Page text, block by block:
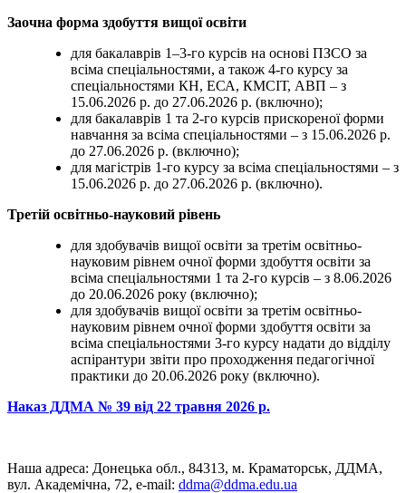
Заочна форма здобуття вищої освіти
для бакалаврів 1–3-го курсів на основі ПЗСО за
всіма спеціальностями, а також 4-го курсу за
спеціальностями КН, ЕСА, КМСІТ, АВП – з
15.06.2026 р. до 27.06.2026 р. (включно);
для бакалаврів 1 та 2-го курсів прискореної форми
навчання за всіма спеціальностями – з 15.06.2026 р.
до 27.06.2026 р. (включно);
для магістрів 1-го курсу за всіма спеціальностями – з
15.06.2026 р. до 27.06.2026 р. (включно).
Третій освітньо-науковий рівень
для здобувачів вищої освіти за третім освітньо-
науковим рівнем очної форми здобуття освіти за
всіма спеціальностями 1 та 2-го курсів – з 8.06.2026
до 20.06.2026 року (включно);
для здобувачів вищої освіти за третім освітньо-
науковим рівнем очної форми здобуття освіти за
всіма спеціальностями 3-го курсу надати до відділу
аспірантури звіти про проходження педагогічної
практики до 20.06.2026 року (включно).
Наказ ДДМА № 39 від 22 травня 2026 р.
Наша адреса: Донецька обл., 84313, м. Краматорськ, ДДМА,
вул. Академічна, 72, е-mail: ddma@ddma.edu.ua